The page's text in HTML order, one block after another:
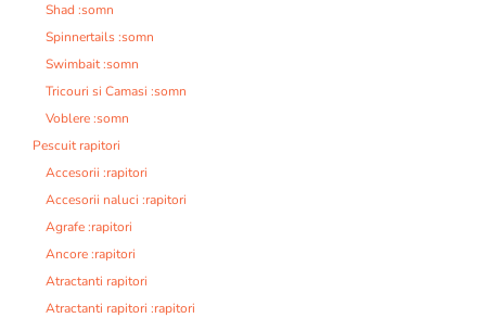
Shad :somn
Spinnertails :somn
Swimbait :somn
Tricouri si Camasi :somn
Voblere :somn
Pescuit rapitori
Accesorii :rapitori
Accesorii naluci :rapitori
Agrafe :rapitori
Ancore :rapitori
Atractanti rapitori
Atractanti rapitori :rapitori